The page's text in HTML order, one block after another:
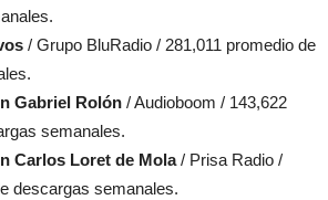
/ Grupo BluRadio / 281,011 promedio de
Gabriel Rolón / Audioboom / 143,622
semanales.
Carlos Loret de Mola/ Prisa Radio /
descargas semanales.